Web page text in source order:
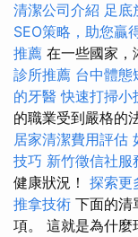
清潔公司介紹 足底
SEO策略，助您贏
推薦 在一些國家，
診所推薦 台中體態
的牙醫 快速打掃小
的職業受到嚴格的
居家清潔費用評估
技巧 新竹徵信社服
健康狀況！ 探索更
推拿技術 下面的清
項。 這就是為什